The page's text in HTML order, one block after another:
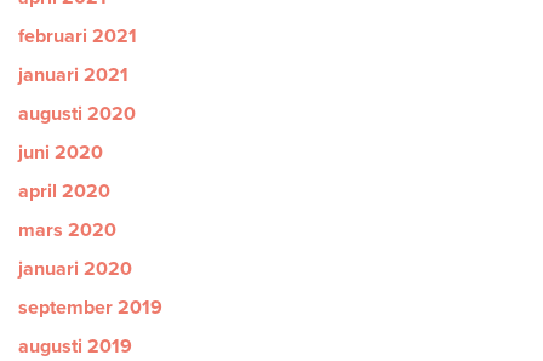
februari 2021
januari 2021
augusti 2020
juni 2020
april 2020
mars 2020
januari 2020
september 2019
augusti 2019